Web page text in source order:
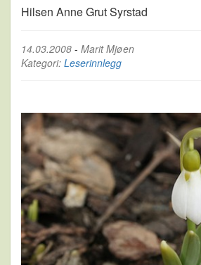
Hilsen Anne Grut Syrstad
14.03.2008 - Marit Mjøen
Kategori: Leserinnlegg